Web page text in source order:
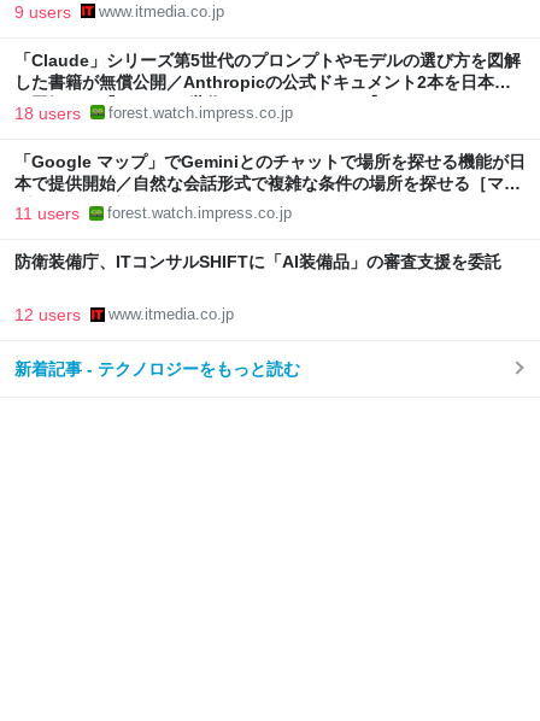
9 users www.itmedia.co.jp
「Claude」シリーズ第5世代のプロンプトやモデルの選び方を図解
した書籍が無償公開／Anthropicの公式ドキュメント2本を日本語
で図解した『Claude 5世代 マスターガイド』【Book Watch/ニュ
18 users forest.watch.impress.co.jp
「Google マップ」でGeminiとのチャットで場所を探せる機能が日
本で提供開始／自然な会話形式で複雑な条件の場所を探せる［マッ
プに相談］の対象国が拡大
11 users forest.watch.impress.co.jp
防衛装備庁、ITコンサルSHIFTに「AI装備品」の審査支援を委託
12 users www.itmedia.co.jp
新着記事 - テクノロジーをもっと読む